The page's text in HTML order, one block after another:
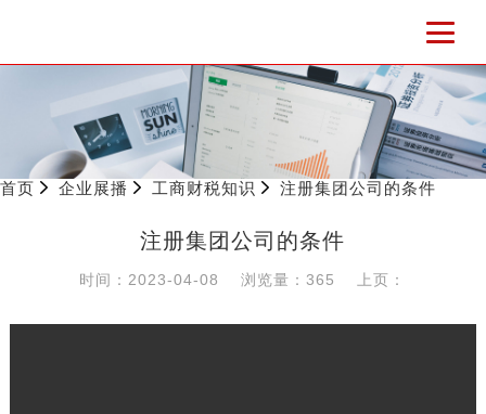
首页 企业展播 工商财税知识 注册集团公司的条件
注册集团公司的条件
时间：2023-04-08 浏览量：365 上页：